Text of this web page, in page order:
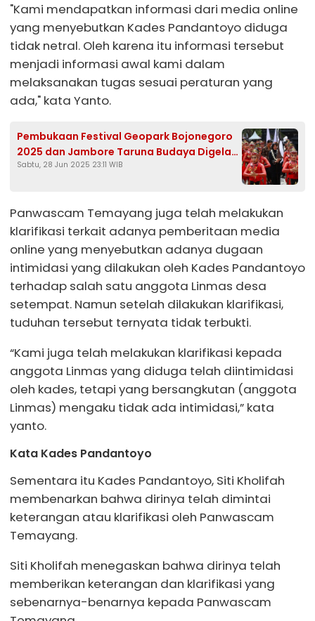
"Kami mendapatkan informasi dari media online
yang menyebutkan Kades Pandantoyo diduga
tidak netral. Oleh karena itu informasi tersebut
menjadi informasi awal kami dalam
melaksanakan tugas sesuai peraturan yang
ada," kata Yanto.
Pembukaan Festival Geopark Bojonegoro
2025 dan Jambore Taruna Budaya Digelar
di Kayangan Api
Sabtu, 28 Jun 2025 23:11 WIB
Panwascam Temayang juga telah melakukan
klarifikasi terkait adanya pemberitaan media
online yang menyebutkan adanya dugaan
intimidasi yang dilakukan oleh Kades Pandantoyo
terhadap salah satu anggota Linmas desa
setempat. Namun setelah dilakukan klarifikasi,
tuduhan tersebut ternyata tidak terbukti.
“Kami juga telah melakukan klarifikasi kepada
anggota Linmas yang diduga telah diintimidasi
oleh kades, tetapi yang bersangkutan (anggota
Linmas) mengaku tidak ada intimidasi,” kata
yanto.
Kata Kades Pandantoyo
Sementara itu Kades Pandantoyo, Siti Kholifah
membenarkan bahwa dirinya telah dimintai
keterangan atau klarifikasi oleh Panwascam
Temayang.
Siti Kholifah menegaskan bahwa dirinya telah
memberikan keterangan dan klarifikasi yang
sebenarnya-benarnya kepada Panwascam